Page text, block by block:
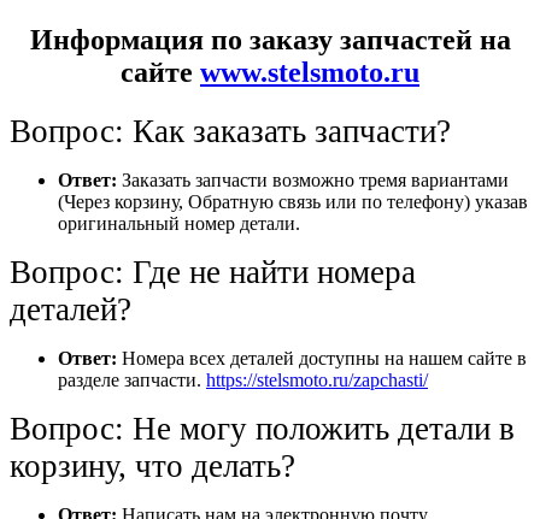
Информация по заказу запчастей на
сайте www.stelsmoto.ru
Вопрос: Как заказать запчасти?
Ответ: Заказать запчасти возможно тремя вариантами
(Через корзину, Обратную связь или по телефону) указав
оригинальный номер детали.
Вопрос: Где не найти номера
деталей?
Ответ: Номера всех деталей доступны на нашем сайте в
разделе запчасти. https://stelsmoto.ru/zapchasti/
Вопрос: Не могу положить детали в
корзину, что делать?
Ответ: Написать нам на электронную почту